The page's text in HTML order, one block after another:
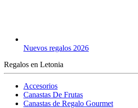
Nuevos regalos 2026
Regalos en Letonia
Accesorios
Canastas De Frutas
Canastas de Regalo Gourmet